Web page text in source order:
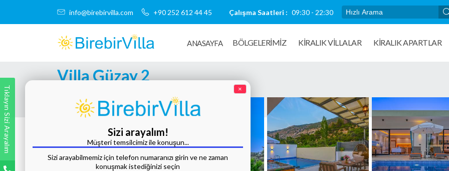
info@birebirvilla.com +90 252 612 44 45 Çalışma Saatleri : 09:30 - 22:30
ANASAYFA BÖLGELERİMİZ KIRALIK VILLALAR KİRALIK APARTLAR
Villa Güzay 2
Tüm Fotoğrafları Göster
Tıklayın Sizi Arayalım ×
Sizi arayalım!
Müşteri temsilcimiz ile konuşun...
Sizi arayabilmemiz için telefon numaranızı girin ve ne zaman
konuşmak istediğinizi seçin